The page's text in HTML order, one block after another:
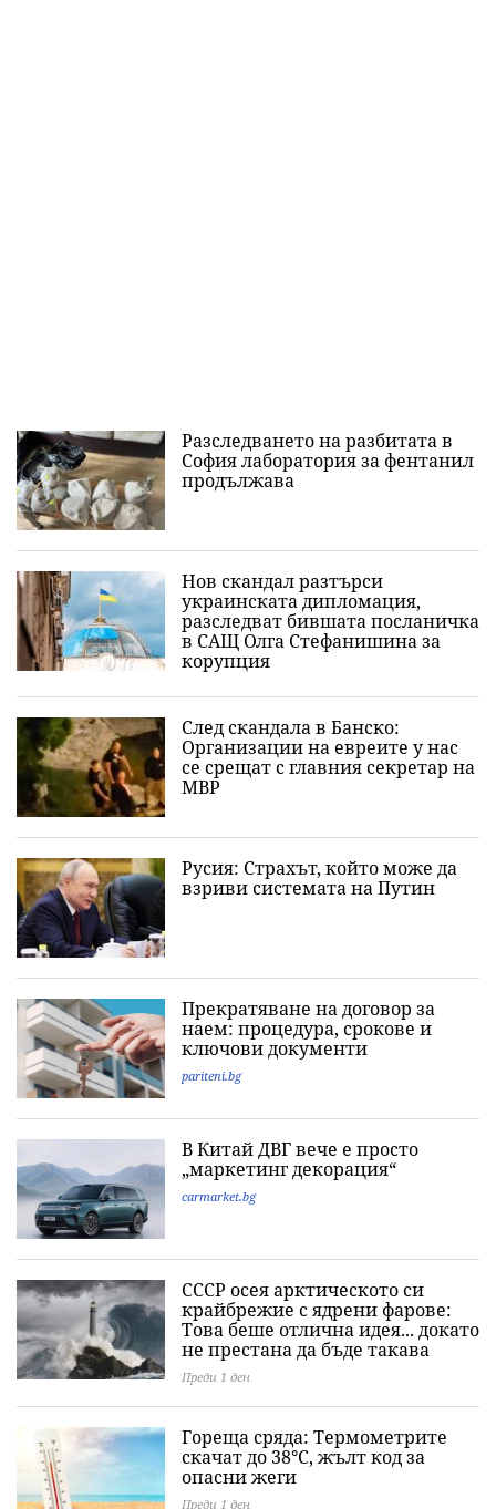
Разследването на разбитата в
София лаборатория за фентанил
продължава
Нов скандал разтърси
украинската дипломация,
разследват бившата посланичка
в САЩ Олга Стефанишина за
корупция
След скандала в Банско:
Организации на евреите у нас
се срещат с главния секретар на
МВР
Русия: Страхът, който може да
взриви системата на Путин
Прекратяване на договор за
наем: процедура, срокове и
ключови документи
pariteni.bg
В Китай ДВГ вече е просто
„маркетинг декорация“
carmarket.bg
СССР осея арктическото си
крайбрежие с ядрени фарове:
Това беше отлична идея... докато
не престана да бъде такава
Преди 1 ден
Гореща сряда: Термометрите
скачат до 38°C, жълт код за
опасни жеги
Преди 1 ден